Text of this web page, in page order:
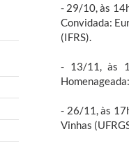
- 29/10, às
Convidada:
(IFRS).
- 13/11, às
- 26/11, às
Vinhas